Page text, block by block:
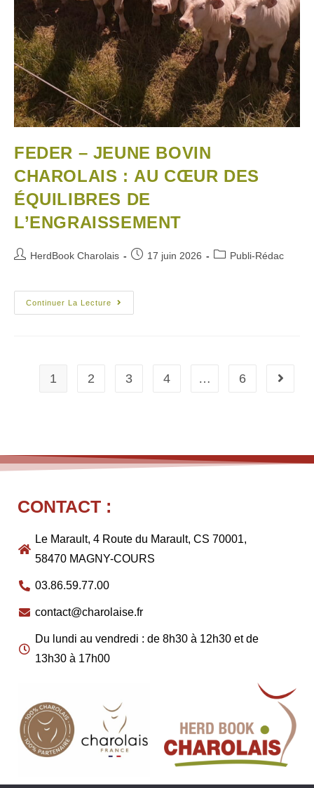
FEDER – JEUNE BOVIN
CHAROLAIS : AU CŒUR DES
ÉQUILIBRES DE
L’ENGRAISSEMENT
HerdBook Charolais 17 juin 2026 Publi-Rédac
Continuer La Lecture
1 2 3 4 … 6
CONTACT :
Le Marault, 4 Route du Marault, CS 70001,
58470 MAGNY-COURS
03.86.59.77.00
contact@charolaise.fr
Du lundi au vendredi : de 8h30 à 12h30 et de
13h30 à 17h00